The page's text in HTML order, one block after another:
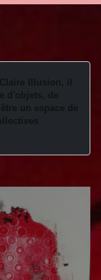
Illusion, il
d'objets, de
un espace de